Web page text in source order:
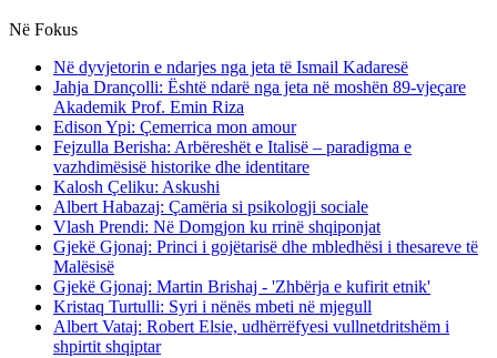
Në Fokus
Në dyvjetorin e ndarjes nga jeta të Ismail Kadaresë
Jahja Drançolli: Është ndarë nga jeta në moshën 89-vjeçare
Akademik Prof. Emin Riza
Edison Ypi: Çemerrica mon amour
Fejzulla Berisha: Arbëreshët e Italisë – paradigma e
vazhdimësisë historike dhe identitare
Kalosh Çeliku: Askushi
Albert Habazaj: Çamëria si psikologji sociale
Vlash Prendi: Në Domgjon ku rrinë shqiponjat
Gjekë Gjonaj: Princi i gojëtarisë dhe mbledhësi i thesareve të
Malësisë
Gjekë Gjonaj: Martin Brishaj - 'Zhbërja e kufirit etnik'
Kristaq Turtulli: Syri i nënës mbeti në mjegull
Albert Vataj: Robert Elsie, udhërrëfyesi vullnetdritshëm i
shpirtit shqiptar